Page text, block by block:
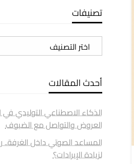
تصنيفات
تصنيفات
أحدث المقالات
الذكاء الاصطناعي التوليدي
العروض والتواصل مع الضيوف
المساعد الصوتي داخل الغرفة..
لزيادة الإيرادات؟